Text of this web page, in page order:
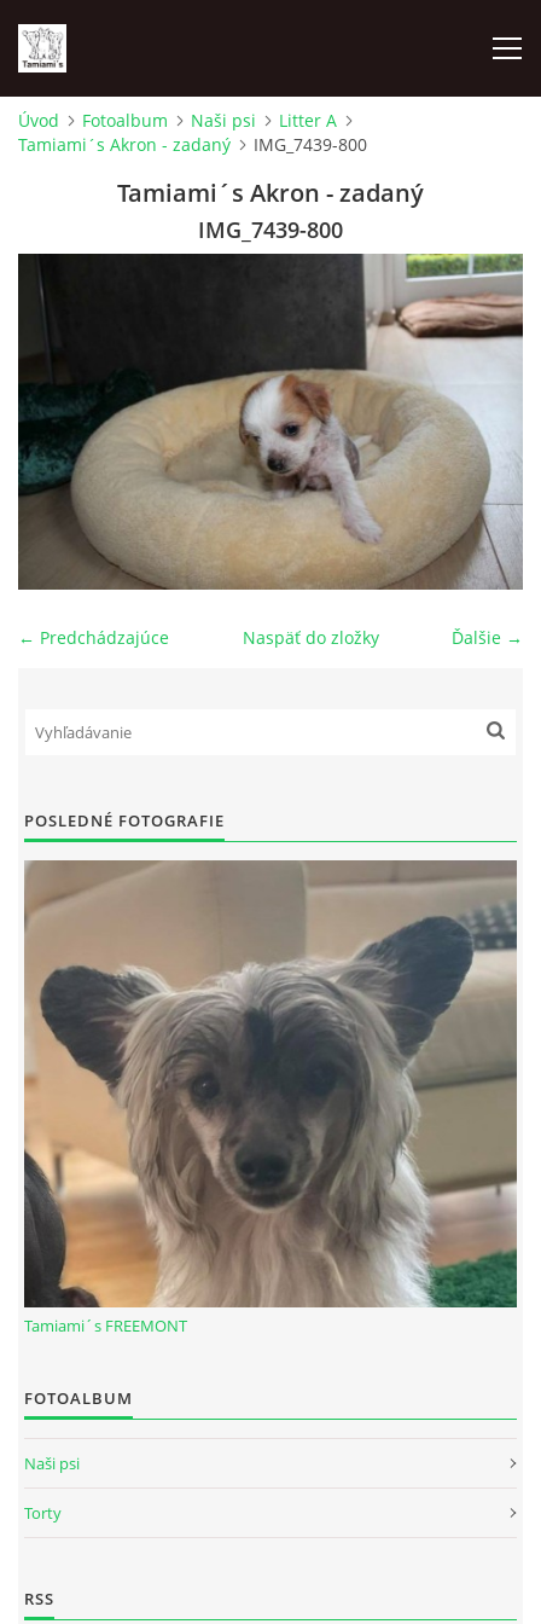
ÚVOD
VRHY
VÝSTAVY
FOTOALBUM
NAŠI PSI
Z TEÓRIE
KONTAKT
© 2026 eStránky.sk|RSS
Úvod Fotoalbum Naši psi
Litter A
Tamiami´s Akron - zadaný
IMG_7439-800
Tamiami´s Akron - zadaný
IMG_7439-800
← Predchádzajúce Ďalšie →
Naspäť do zložky
POSLEDNÉ FOTOGRAFIE
Tamiami´s FREEMONT
FOTOALBUM
Naši psi
Torty
RSS